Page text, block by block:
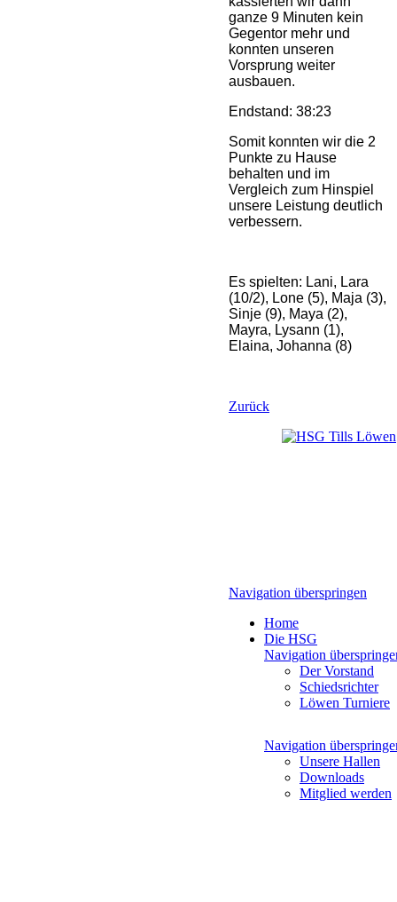
ganze 9 Minuten kein
Gegentor mehr und
konnten unseren
Vorsprung weiter
ausbauen.
Endstand: 38:23
Somit konnten wir die 2
Punkte zu Hause
behalten und im
Vergleich zum Hinspiel
unsere Leistung deutlich
verbessern.
Es spielten: Lani, Lara
(10/2), Lone (5), Maja (3),
Sinje (9), Maya (2),
Mayra, Lysann (1),
Elaina, Johanna (8)
Zurück
Navigation überspringen
Home
Die HSG
Navigation
Der Vorstand
Schiedsrichter
Löwen Turniere
Navigation
Unsere Hallen
Downloads
Mitglied werden